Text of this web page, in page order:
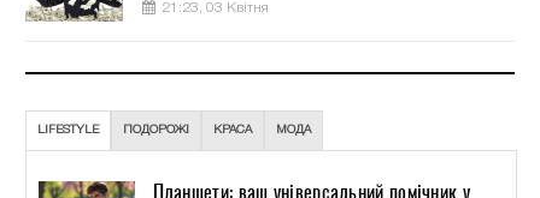
21:23, 03 Квітня
LIFESTYLE ПОДОРОЖІ КРАСА МОДА